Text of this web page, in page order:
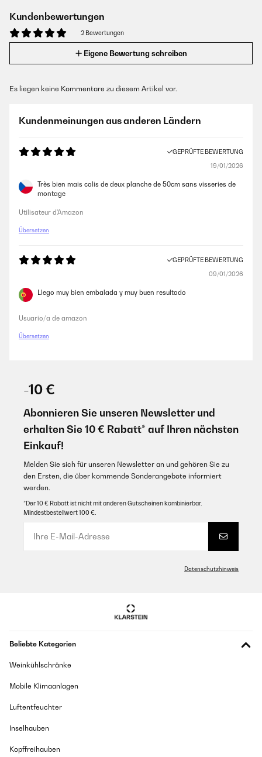
Kundenbewertungen
2 Bewertungen
Eigene Bewertung schreiben
Es liegen keine Kommentare zu diesem Artikel vor.
Kundenmeinungen aus anderen Ländern
GEPRÜFTE BEWERTUNG
19/01/2026
Très bien mais colis de deux planche de 50cm sans visseries de
montage
Utilisateur d'Amazon
Übersetzen
GEPRÜFTE BEWERTUNG
09/01/2026
Llego muy bien embalada y muy buen resultado
Usuario/a de amazon
Übersetzen
-10 €
Abonnieren Sie unseren Newsletter und
erhalten Sie 10 € Rabatt* auf Ihren nächsten
Einkauf!
Melden Sie sich für unseren Newsletter an und gehören Sie zu
den Ersten, die über kommende Sonderangebote informiert
werden.
*Der 10 € Rabatt ist nicht mit anderen Gutscheinen kombinierbar.
Mindestbestellwert 100 €.
Datenschutzhinweis
Beliebte Kategorien
Weinkühlschränke
Mobile Klimaanlagen
Luftentfeuchter
Inselhauben
Kopffreihauben